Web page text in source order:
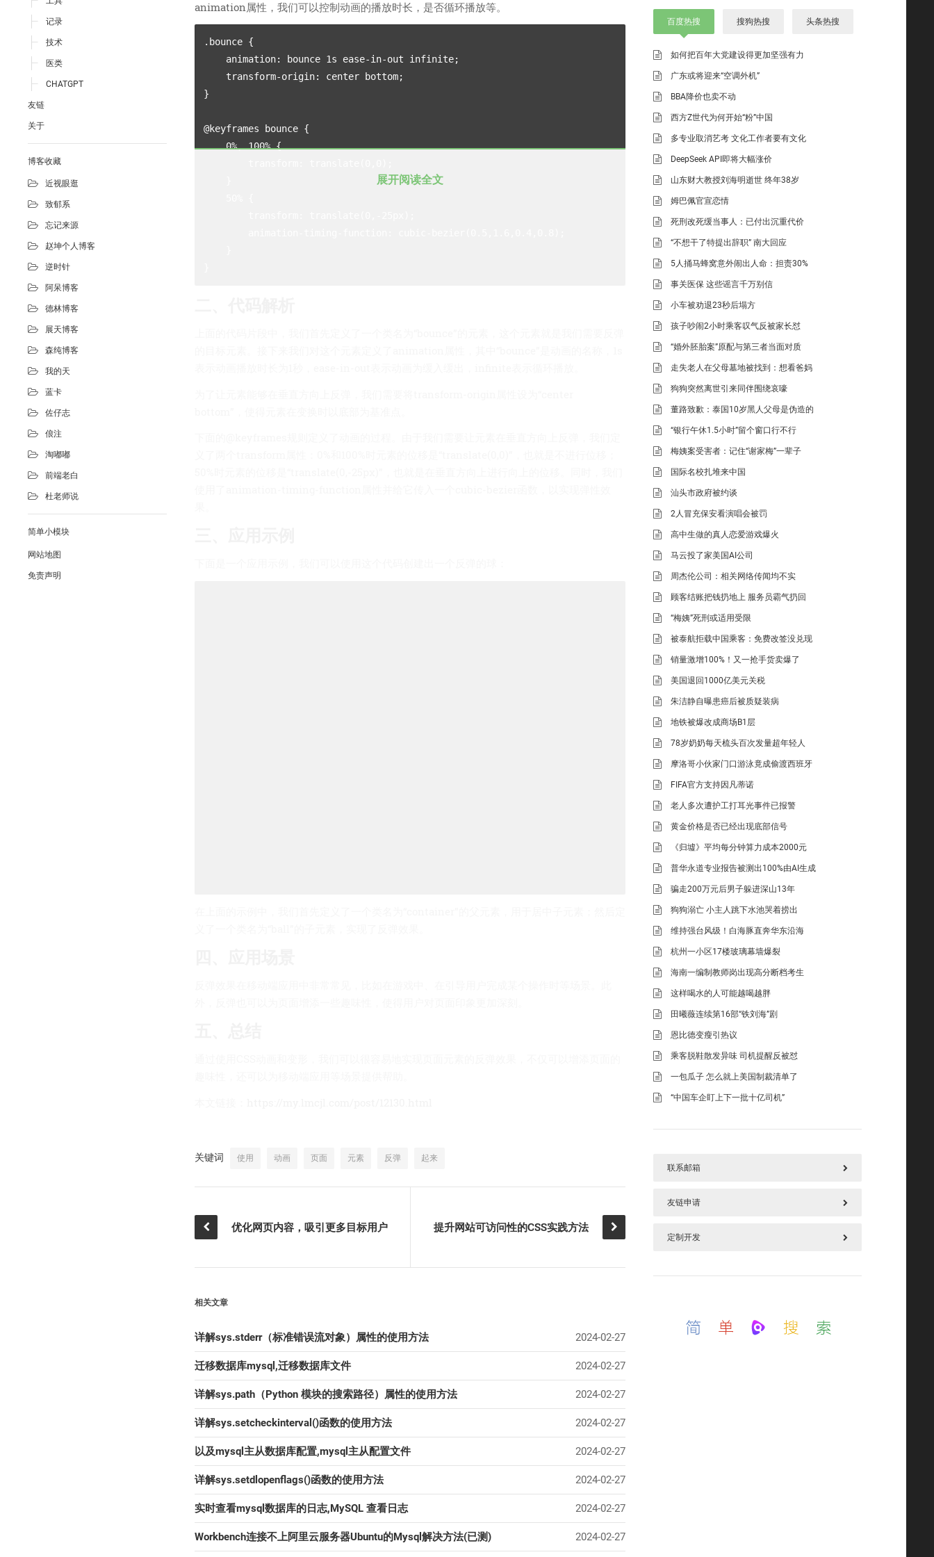
记录
技术
医类
CHATGPT
友链
关于
博客收藏
近视眼逛
致郁系
忘记来源
赵坤个人博客
逆时针
阿呆博客
德林博客
展天博客
森纯博客
我的天
蓝卡
佐仔志
俍注
淘嘟嘟
前端老白
杜老师说
简单小模块
网站地图
免责声明
animation属性，我们可以控制动画的播放时长，是否循环播放等。
.bounce {
}
@keyframes bounce {
    0%, 100% {
展开阅读全文
关键词 使用 动画 页面 元素 反弹 起来
优化网页内容，吸引更多目标用户 提升网站可访问性的CSS实践方法
相关文章
详解sys.stderr（标准错误流对象）属性的使用方法 2024-02-27
迁移数据库mysql,迁移数据库文件 2024-02-27
详解sys.path（Python 模块的搜索路径）属性的使用方法 2024-02-27
详解sys.setcheckinterval()函数的使用方法 2024-02-27
以及mysql主从数据库配置,mysql主从配置文件 2024-02-27
详解sys.setdlopenflags()函数的使用方法 2024-02-27
实时查看mysql数据库的日志,MySQL 查看日志 2024-02-27
Workbench连接不上阿里云服务器Ubuntu的Mysql解决方法(已测) 2024-02-27
百度热搜 搜狗热搜 头条热搜
如何把百年大党建设得更加坚强有力
广东或将迎来“空调外机”
BBA降价也卖不动
西方Z世代为何开始“粉”中国
多专业取消艺考 文化工作者要有文化
DeepSeek API即将大幅涨价
山东财大教授刘海明逝世 终年38岁
姆巴佩官宣恋情
死刑改死缓当事人：已付出沉重代价
“不想干了特提出辞职” 南大回应
5人捅马蜂窝意外闹出人命：担责30%
事关医保 这些谣言千万别信
小车被劝退23秒后塌方
孩子吵闹2小时乘客叹气反被家长怼
“婚外胚胎案”原配与第三者当面对质
走失老人在父母墓地被找到：想看爸妈
狗狗突然离世引来同伴围绕哀嚎
董路致歉：泰国10岁黑人父母是伪造的
“银行午休1.5小时”留个窗口行不行
梅姨案受害者：记住“谢家梅”一辈子
国际名校扎堆来中国
汕头市政府被约谈
2人冒充保安看演唱会被罚
高中生做的真人恋爱游戏爆火
马云投了家美国AI公司
周杰伦公司：相关网络传闻均不实
顾客结账把钱扔地上 服务员霸气扔回
“梅姨”死刑或适用受限
被泰航拒载中国乘客：免费改签没兑现
销量激增100%！又一抢手货卖爆了
美国退回1000亿美元关税
朱洁静自曝患癌后被质疑装病
地铁被爆改成商场B1层
78岁奶奶每天梳头百次发量超年轻人
摩洛哥小伙家门口游泳竟成偷渡西班牙
FIFA官方支持因凡蒂诺
老人多次遭护工打耳光事件已报警
黄金价格是否已经出现底部信号
《归墟》平均每分钟算力成本2000元
普华永道专业报告被测出100%由AI生成
骗走200万元后男子躲进深山13年
狗狗溺亡 小主人跳下水池哭着捞出
维持强台风级！白海豚直奔华东沿海
杭州一小区17楼玻璃幕墙爆裂
海南一编制教师岗出现高分断档考生
这样喝水的人可能越喝越胖
田曦薇连续第16部“铁刘海”剧
恩比德变瘦引热议
乘客脱鞋散发异味 司机提醒反被怼
一包瓜子 怎么就上美国制裁清单了
“中国车企盯上下一批十亿司机”
联系邮箱
577125669@qq.com
友链申请
请加好本站链接后，把您链接发上面邮箱
定制开发
如需定制开发，加上面QQ(QQ邮箱)